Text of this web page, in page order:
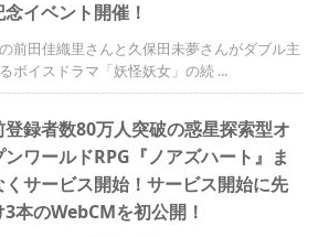
念イベント開催！
前田佳織里さんと久保田未夢さんがダブル主
ボイスドラマ「妖怪妖女」の続 ...
登録者数80万人突破の惑星探索型オ
ンワールドRPG『ノアズハート』ま
くサービス開始！サービス開始に先
3本のWebCMを初公開！